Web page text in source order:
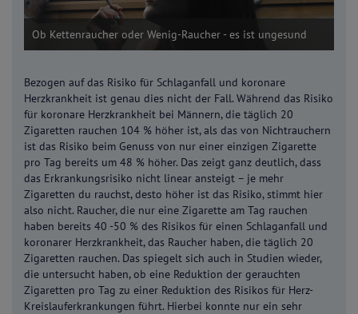
Ob Kettenraucher oder Wenig-Raucher - es ist ungesund
Bezogen auf das Risiko für Schlaganfall und koronare
Herzkrankheit ist genau dies nicht der Fall. Während das Risiko
für koronare Herzkrankheit bei Männern, die täglich 20
Zigaretten rauchen 104 % höher ist, als das von Nichtrauchern
ist das Risiko beim Genuss von nur einer einzigen Zigarette
pro Tag bereits um 48 % höher. Das zeigt ganz deutlich, dass
das Erkrankungsrisiko nicht linear ansteigt – je mehr
Zigaretten du rauchst, desto höher ist das Risiko, stimmt hier
also nicht. Raucher, die nur eine Zigarette am Tag rauchen
haben bereits 40 -50 % des Risikos für einen Schlaganfall und
koronarer Herzkrankheit, das Raucher haben, die täglich 20
Zigaretten rauchen. Das spiegelt sich auch in Studien wieder,
die untersucht haben, ob eine Reduktion der gerauchten
Zigaretten pro Tag zu einer Reduktion des Risikos für Herz-
Kreislauferkrankungen führt. Hierbei konnte nur ein sehr